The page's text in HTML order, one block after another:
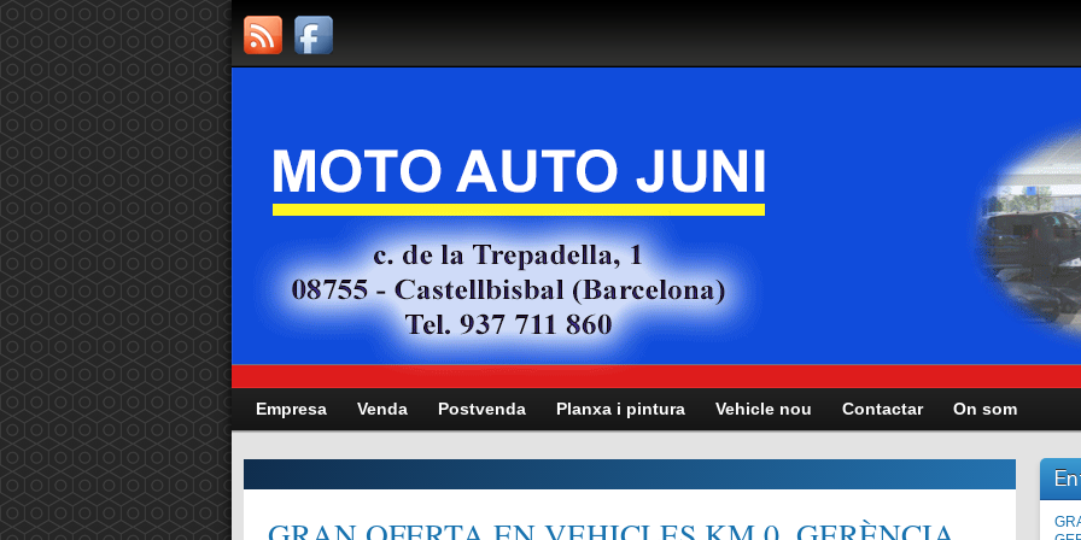
Empresa Venda Postvenda Planxa i pintura Vehicle nou Contactar On som